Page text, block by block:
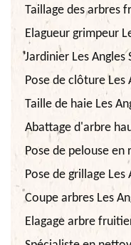
Taillage des arbres
Elagueur grimpeur
Jardinier Les Angles
Pose de clôture Les
Taille de haie Les
Abattage d'arbre
Pose de pelouse en
Pose de grillage Les
Coupe arbres Les
Elagage arbre